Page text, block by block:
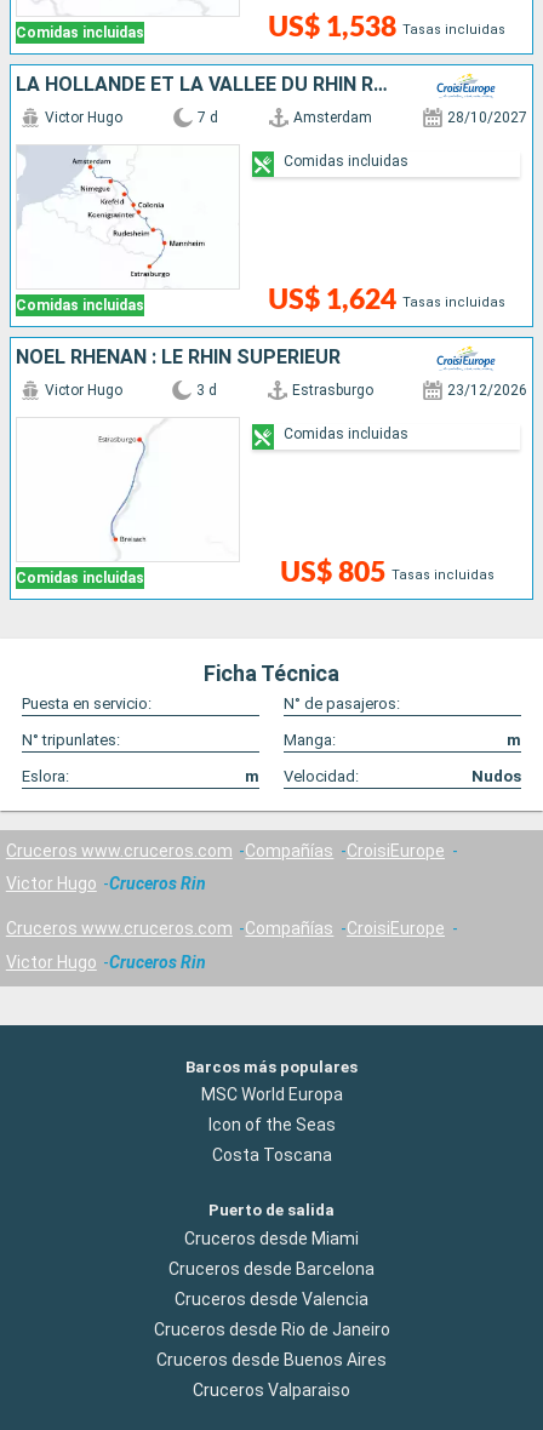
Comidas incluidas US$ 1,538 Tasas incluidas
LA HOLLANDE ET LA VALLÉE DU RHIN ROMANTIQUE
Comidas incluidas
Victor Hugo 7 d Amsterdam 28/10/2027
US$ 1,624 Tasas incluidas
Comidas incluidas
NOËL RHÉNAN : LE RHIN SUPÉRIEUR
Comidas incluidas
Victor Hugo 3 d Estrasburgo 23/12/2026
US$ 805 Tasas incluidas
Comidas incluidas
Ficha Técnica
Puesta en servicio:
N° de pasajeros:
N° tripunlates:
Manga:
m
Eslora:
m Velocidad: Nudos
Cruceros www.cruceros.com Compañías
CroisiEurope
Victor Hugo
Cruceros Rin
Cruceros www.cruceros.com Compañías
CroisiEurope
Victor Hugo
Cruceros Rin
Barcos más populares
MSC World Europa
Icon of the Seas
Costa Toscana
Puerto de salida
Cruceros desde Miami
Cruceros desde Barcelona
Cruceros desde Valencia
Cruceros desde Rio de Janeiro
Cruceros desde Buenos Aires
Cruceros Valparaiso